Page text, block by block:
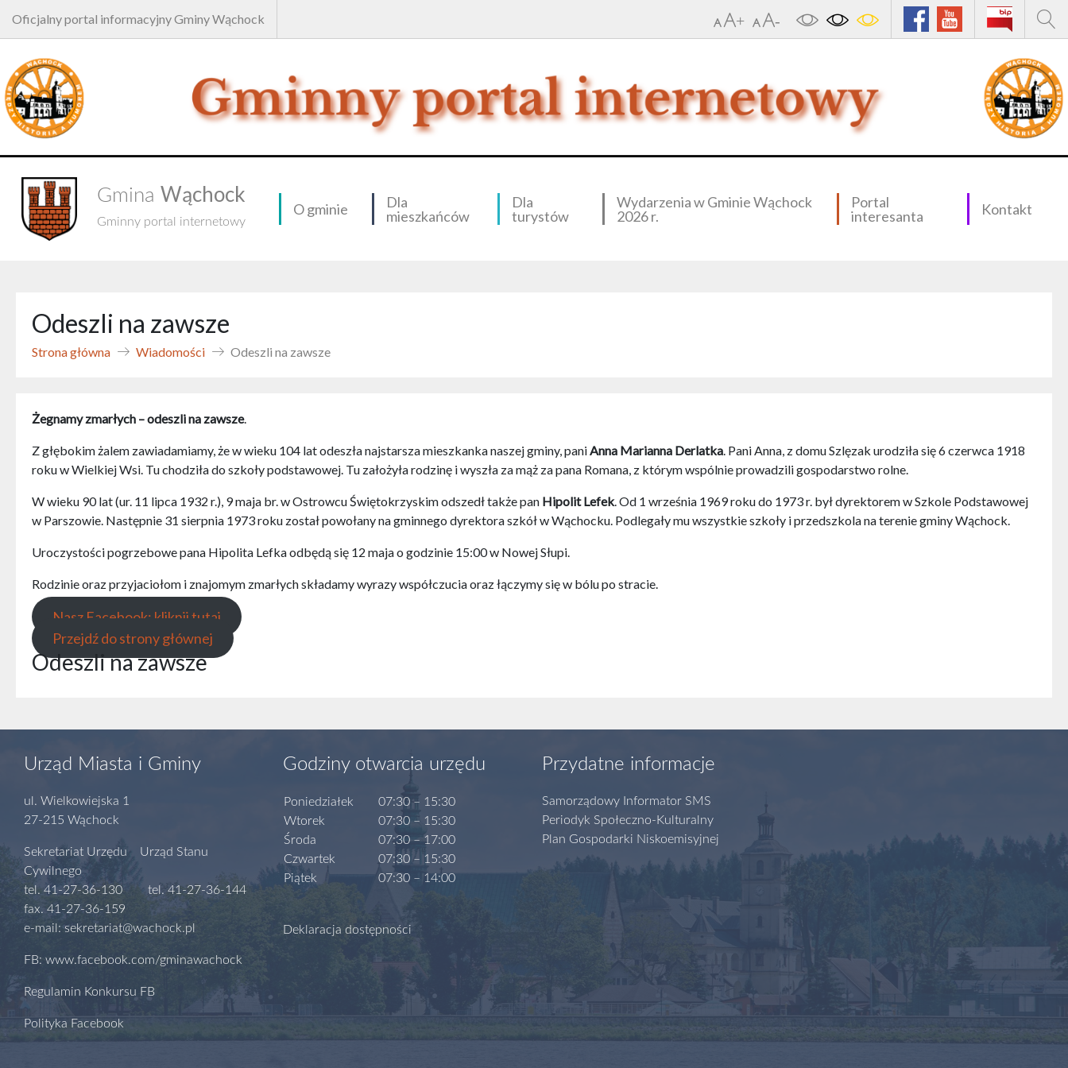
Oficjalny portal informacyjny Gminy Wąchock
Gmina Wąchock
Gminny portal internetowy
O gminie
Dla
mieszkańców
Dla
turystów
Wydarzenia w Gminie Wąchock
2026 r.
Portal
interesanta
Kontakt
Odeszli na zawsze
Strona główna Wiadomości Odeszli na zawsze
Żegnamy zmarłych – odeszli na zawsze.
Z głębokim żalem zawiadamiamy, że w wieku 104 lat odeszła najstarsza mieszkanka naszej gminy, paniAnna Marianna Derlatka. Pani Anna, z domu Szlęzak urodziła się 6 czerwca 1918
roku w Wielkiej Wsi. Tu chodziła do szkoły podstawowej. Tu założyła rodzinę i wyszła za mąż za pana Romana, z którym wspólnie prowadzili gospodarstwo rolne.
W wieku 90 lat (ur. 11 lipca 1932 r.), 9 maja br. w Ostrowcu Świętokrzyskim odszedł także pan Hipolit Lefek. Od 1 września 1969 roku do 1973 r. był dyrektorem w Szkole Podstawowej
w Parszowie. Następnie 31 sierpnia 1973 roku został powołany na gminnego dyrektora szkół w Wąchocku. Podlegały mu wszystkie szkoły i przedszkola na terenie gminy Wąchock.
Uroczystości pogrzebowe pana Hipolita Lefka odbędą się 12 maja o godzinie 15:00 w Nowej Słupi.
Rodzinie oraz przyjaciołom i znajomym zmarłych składamy wyrazy współczucia oraz łączymy się w bólu po stracie.
Nasz Facebook: kliknij tutaj
Przejdź do strony głównej
Odeszli na zawsze
Urząd Miasta i Gminy
ul. Wielkowiejska 1
27-215 Wąchock
Sekretariat Urzędu Urząd Stanu
Cywilnego
tel. 41-27-36-130 tel. 41-27-36-144
fax. 41-27-36-159
e-mail: sekretariat@wachock.pl
FB: www.facebook.com/gminawachock
Regulamin Konkursu FB
Polityka Facebook
Godziny otwarcia urzędu
Poniedziałek
Wtorek
Środa
Czwartek
Piątek
07:30 – 15:30
07:30 – 15:30
07:30 – 17:00
07:30 – 15:30
07:30 – 14:00
Deklaracja dostępności
Przydatne informacje
Samorządowy Informator SMS
Periodyk Społeczno-Kulturalny
Plan Gospodarki Niskoemisyjnej